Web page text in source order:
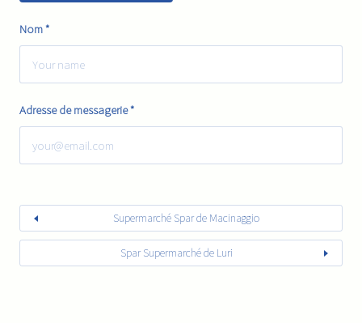
Nom*
Adresse de messagerie*
Supermarché Spar de Macinaggio
Spar Supermarché de Luri